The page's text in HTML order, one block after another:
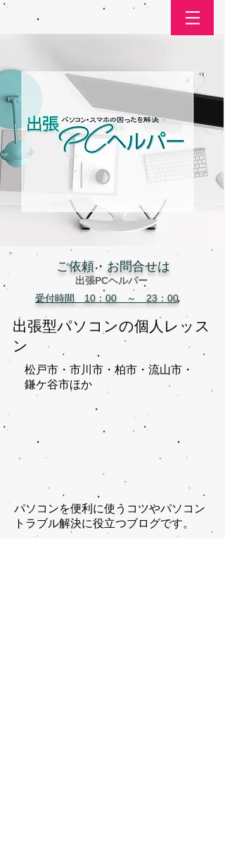
​ご依頼・お問合せは
出張PCヘルパー
受付時間 10：00 ～ 23：00
出張型パソコンの個人レッス
ン
松戸市・市川市・柏市・流山市・
鎌ケ谷市ほか​
パソコンを便利に使うコツやパソコン
トラブル解決に役立つブログです。